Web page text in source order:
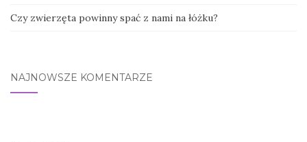
Czy zwierzęta powinny spać z nami na łóżku?
NAJNOWSZE KOMENTARZE